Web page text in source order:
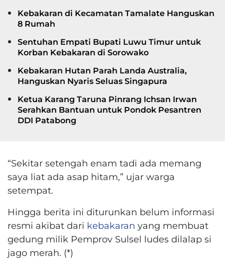
Kebakaran di Kecamatan Tamalate Hanguskan
8 Rumah
Sentuhan Empati Bupati Luwu Timur untuk
Korban Kebakaran di Sorowako
Kebakaran Hutan Parah Landa Australia,
Hanguskan Nyaris Seluas Singapura
Ketua Karang Taruna Pinrang Ichsan Irwan
Serahkan Bantuan untuk Pondok Pesantren
DDI Patabong
“Sekitar setengah enam tadi ada memang
saya liat ada asap hitam,” ujar warga
setempat.
Hingga berita ini diturunkan belum informasi
resmi akibat dari kebakaran yang membuat
gedung milik Pemprov Sulsel ludes dilalap si
jago merah. (*)